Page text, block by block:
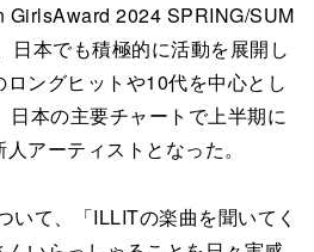
GirlsAward 2024 SPRING/SUM
日本でも積極的に活動を展開し
ングヒットや10代を中心とし
日本の主要チャートで上半期に
アーティストとなった。
て、「ILLITの楽曲を聞いてく